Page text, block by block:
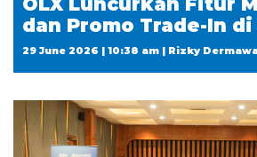
dan Promo Trade-In di
29 June 2026 | 10:38 am | Rizky